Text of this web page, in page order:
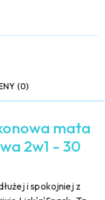
(0)
mata
2w1 - 30
i spokojniej z